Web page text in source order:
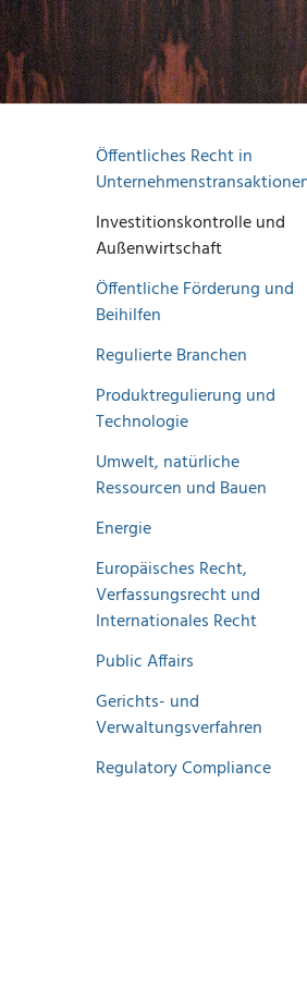
Öffentliches Recht in
Investitionskontrolle und
Außenwirtschaft
Öffentliche Förderung und
Beihilfen
Regulierte Branchen
Produktregulierung und
Technologie
Umwelt, natürliche
Ressourcen und Bauen
Energie
Europäisches Recht,
Verfassungsrecht und
Internationales Recht
Public Affairs
Gerichts- und
Verwaltungsverfahren
Regulatory Compliance